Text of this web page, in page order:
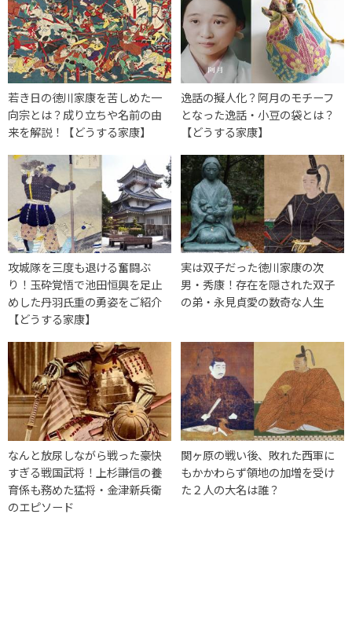
若き日の徳川家康を苦しめた一
向宗とは？成り立ちや名前の由
来を解説！【どうする家康】
逸話の擬人化？阿月のモチーフ
となった逸話・小豆の袋とは？
【どうする家康】
攻城隊を三度も退ける奮闘ぶ
り！玉砕覚悟で池田恒興を足止
めした丹羽氏重の勇姿をご紹介
【どうする家康】
実は双子だった徳川家康の次
男・秀康！存在を隠された双子
の弟・永見貞愛の数奇な人生
なんと放尿しながら戦った豪快
すぎる戦国武将！上杉謙信の養
育係も務めた猛将・金津新兵衛
のエピソード
関ヶ原の戦い後、敗れた西軍に
もかかわらず領地の加増を受け
た２人の大名は誰？